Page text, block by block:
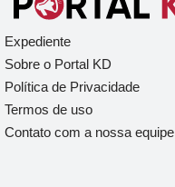
Expediente
Sobre o Portal KD
Política de Privacidade
Termos de uso
Contato com a nossa equipe